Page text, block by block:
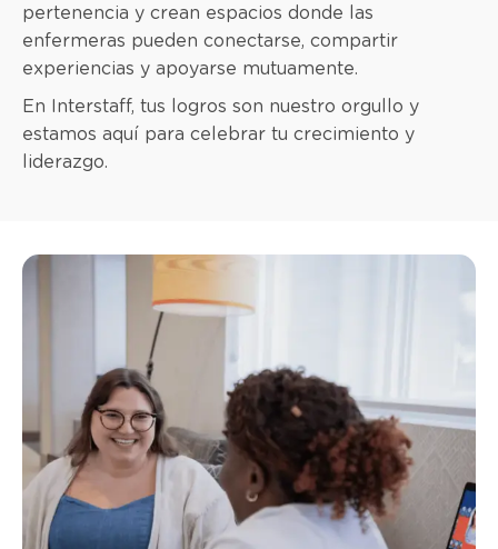
pertenencia y crean espacios donde las
enfermeras pueden conectarse, compartir
experiencias y apoyarse mutuamente.
En Interstaff, tus logros son nuestro orgullo y
estamos aquí para celebrar tu crecimiento y
liderazgo.